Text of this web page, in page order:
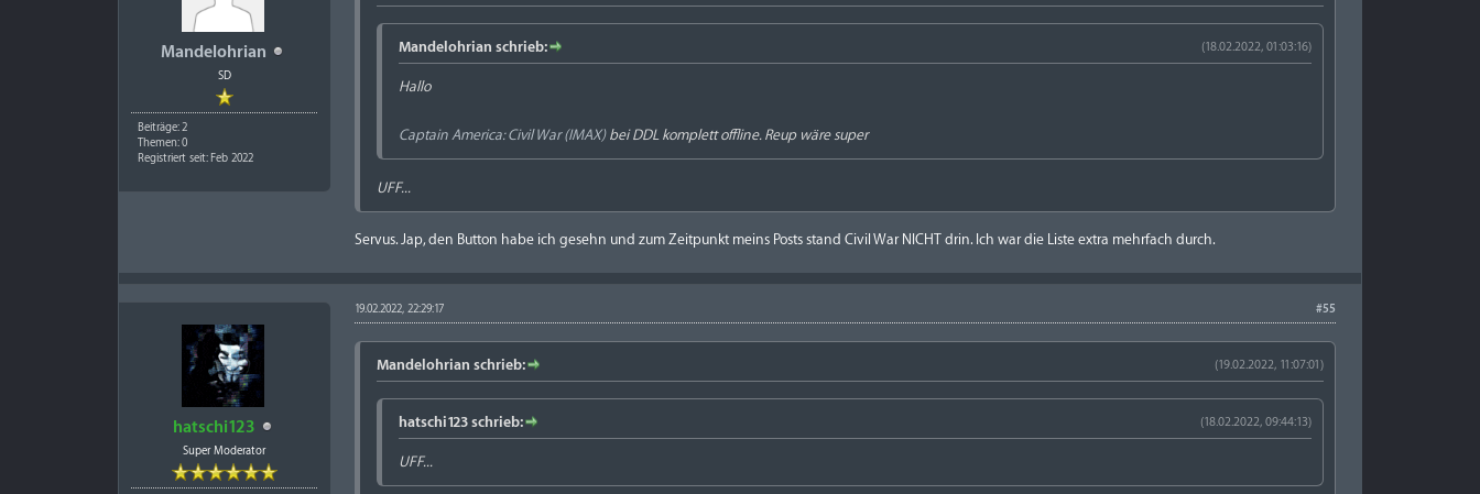
Mandelohrian
SD
Beiträge: 2
Themen: 0
Registriert seit: Feb 2022
(18.02.2022, 01:03:16)
Mandelohrian schrieb:
Hallo
Captain America: Civil War (IMAX)bei DDL komplett offline. Reup wäre super
UFF...
Servus. Jap, den Button habe ich gesehn und zum Zeitpunkt meins Posts stand Civil War NICHT drin. Ich war die Liste extra mehrfach durch.
hatschi123
Super Moderator
#55
19.02.2022, 22:29:17
(19.02.2022, 11:07:01)
Mandelohrian schrieb:
(18.02.2022, 09:44:13)
hatschi123 schrieb:
UFF...